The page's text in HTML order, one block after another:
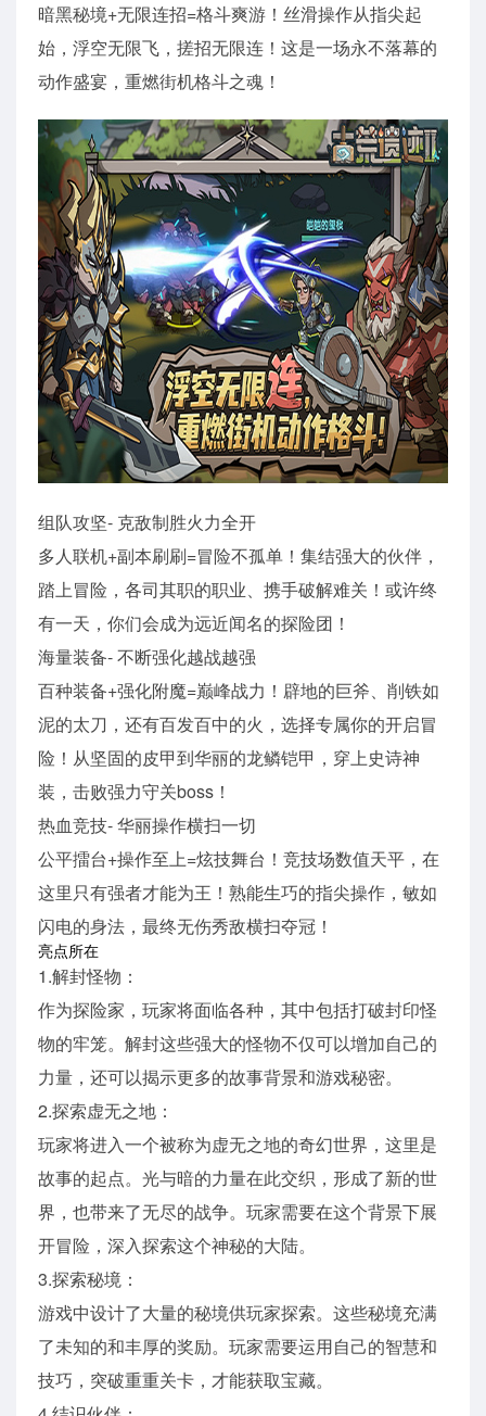
暗黑秘境+无限连招=格斗爽游！丝滑操作从指尖起
始，浮空无限飞，搓招无限连！这是一场永不落幕的
动作盛宴，重燃街机格斗之魂！
组队攻坚- 克敌制胜火力全开
多人联机+副本刷刷=冒险不孤单！集结强大的伙伴，
踏上冒险，各司其职的职业、携手破解难关！或许终
有一天，你们会成为远近闻名的探险团！
海量装备- 不断强化越战越强
百种装备+强化附魔=巅峰战力！辟地的巨斧、削铁如
泥的太刀，还有百发百中的火，选择专属你的开启冒
险！从坚固的皮甲到华丽的龙鳞铠甲，穿上史诗神
装，击败强力守关boss！
热血竞技- 华丽操作横扫一切
公平擂台+操作至上=炫技舞台！竞技场数值天平，在
这里只有强者才能为王！熟能生巧的指尖操作，敏如
闪电的身法，最终无伤秀敌横扫夺冠！
亮点所在
1.解封怪物：
作为探险家，玩家将面临各种，其中包括打破封印怪
物的牢笼。解封这些强大的怪物不仅可以增加自己的
力量，还可以揭示更多的故事背景和游戏秘密。
2.探索虚无之地：
玩家将进入一个被称为虚无之地的奇幻世界，这里是
故事的起点。光与暗的力量在此交织，形成了新的世
界，也带来了无尽的战争。玩家需要在这个背景下展
开冒险，深入探索这个神秘的大陆。
3.探索秘境：
游戏中设计了大量的秘境供玩家探索。这些秘境充满
了未知的和丰厚的奖励。玩家需要运用自己的智慧和
技巧，突破重重关卡，才能获取宝藏。